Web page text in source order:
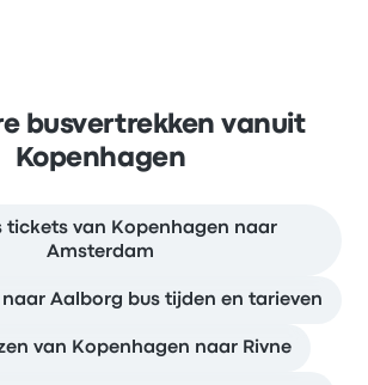
busvertrekken vanuit
Kopenhagen
tickets van Kopenhagen naar
Amsterdam
Aalborg bus tijden en tarieven
van Kopenhagen naar Rivne